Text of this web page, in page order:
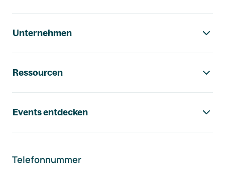
Unternehmen
Ressourcen
Events entdecken
Telefonnummer